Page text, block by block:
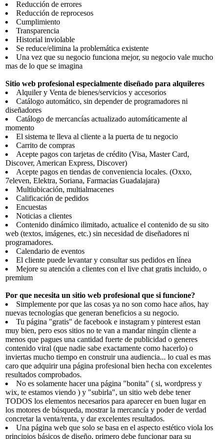
Reducción de errores
Reducción de reprocesos
Cumplimiento
Transparencia
Historial inviolable
Se reduce/elimina la problemática existente
Una vez que su negocio funciona mejor, su negocio vale mucho
mas de lo que se imagina
Sitio web profesional especialmente diseñado para alquileres
Alquiler y Venta de bienes/servicios y accesorios
Catálogo automático, sin depender de programadores ni
diseñadores
Catálogo de mercancías actualizado automáticamente al
momento
El sistema te lleva al cliente a la puerta de tu negocio
Carrito de compras
Acepte pagos con tarjetas de crédito (Visa, Master Card,
Discover, American Express, Discover)
Acepte pagos en tiendas de conveniencia locales. (Oxxo,
7eleven, Elektra, Soriana, Farmacias Guadalajara)
Multiubicación, multialmacenes
Calificación de pedidos
Encuestas
Noticias a clientes
Contenido dinámico ilimitado, actualice el contenido de su sito
web (textos, imágenes, etc.) sin necesidad de diseñadores ni
programadores.
Calendario de eventos
El cliente puede levantar y consultar sus pedidos en línea
Mejore su atención a clientes con el live chat gratis incluido, o
premium
Por que necesita un sitio web profesional que si funcione?
Simplemente por que las cosas ya no son como hace años, hay
nuevas tecnologías que generan beneficios a su negocio.
Tu página "gratis" de facebook e instagram y pinterest estan
muy bien, pero esos sitios no te van a mandar ningún cliente a
menos que pagues una cantidad fuerte de publicidad o generes
contenido viral (que nadie sabe exactamente como hacerlo) o
inviertas mucho tiempo en construir una audiencia... lo cual es mas
caro que adquirir una página profesional bien hecha con excelentes
resultados comprobados.
No es solamente hacer una página "bonita" ( si, wordpress y
wix, te estamos viendo ) y "subirla", un sitio web debe tener
TODOS los elementos necesarios para aparecer en buen lugar en
los motores de búsqueda, mostrar la mercancía y poder de verdad
concretar la venta/renta, y dar excelentes resultados.
Una página web que solo se basa en el aspecto estético viola los
principios básicos de diseño, primero debe funcionar para su